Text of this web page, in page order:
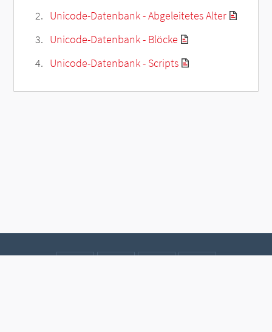
Unicode-Datenbank - Abgeleitetes Alter
Unicode-Datenbank - Blöcke
Unicode-Datenbank - Scripts